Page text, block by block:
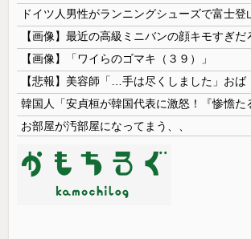
【画像】最近の高級ミニバンの顔キモすぎだ
【画像】「ワイらのゴマキ（３９）」
【悲報】美容師「…手は尽くしました」お
お部屋が汚部屋になってまう、、